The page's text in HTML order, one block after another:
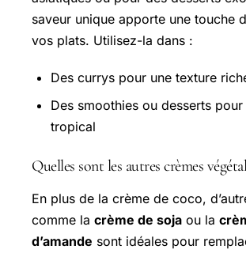
saveur unique apporte une touche
vos plats. Utilisez-la dans :
Des currys pour une texture
Des smoothies ou desserts
tropical
Quelles sont les autres crèmes
En plus de la crème de coco,
comme la crème de soja ou la
d’amande sont idéales pour